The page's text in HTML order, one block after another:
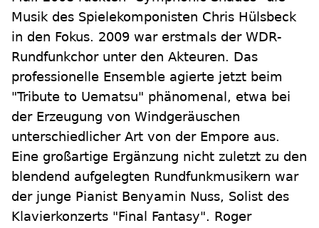
Musik des Spielekomponisten Chris Hülsbeck
in den Fokus. 2009 war erstmals der WDR-
Rundfunkchor unter den Akteuren. Das
professionelle Ensemble agierte jetzt beim
"Tribute to Uematsu" phänomenal, etwa bei
der Erzeugung von Windgeräuschen
unterschiedlicher Art von der Empore aus.
Eine großartige Ergänzung nicht zuletzt zu den
blendend aufgelegten Rundfunkmusikern war
der junge Pianist Benyamin Nuss, Solist des
Klavierkonzerts "Final Fantasy". Roger